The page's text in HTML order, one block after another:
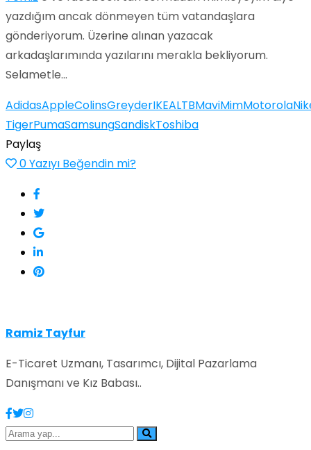
yazdığım ancak dönmeyen tüm vatandaşlara
gönderiyorum. Üzerine alınan yazacak
arkadaşlarımında yazılarını merakla bekliyorum.
Selametle…
AdidasAppleColinsGreyderIKEALTBMaviMimMotorola
TigerPumaSamsungSandiskToshiba
Paylaş
0Yazıyı Beğendin mi?
Ramiz Tayfur
E-Ticaret Uzmanı, Tasarımcı, Dijital Pazarlama
Danışmanı ve Kız Babası..